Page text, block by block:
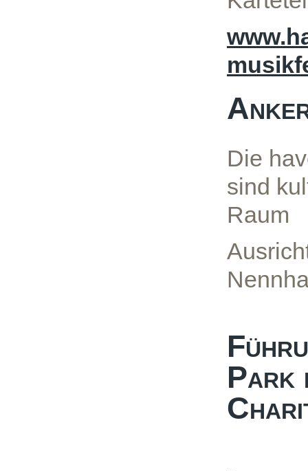
Die
sind
Raum
Park